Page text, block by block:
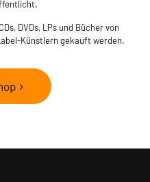
DVDs, LPs und Bücher von
Künstlern gekauft werden.